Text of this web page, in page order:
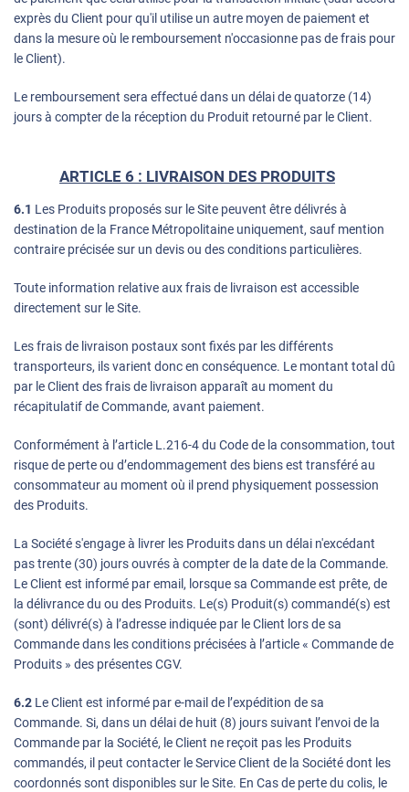
exprès du Client pour qu'il utilise un autre moyen de paiement et
dans la mesure où le remboursement n'occasionne pas de frais pour
le Client).
Le remboursement sera effectué dans un délai de quatorze (14)
jours à compter de la réception du Produit retourné par le Client.
ARTICLE 6 : LIVRAISON DES PRODUITS
6.1 Les Produits proposés sur le Site peuvent être délivrés à
destination de la France Métropolitaine uniquement, sauf mention
contraire précisée sur un devis ou des conditions particulières.
Toute information relative aux frais de livraison est accessible
directement sur le Site.
Les frais de livraison postaux sont fixés par les différents
transporteurs, ils varient donc en conséquence. Le montant total dû
par le Client des frais de livraison apparaît au moment du
récapitulatif de Commande, avant paiement.
Conformément à l’article L.216-4 du Code de la consommation, tout
risque de perte ou d’endommagement des biens est transféré au
consommateur au moment où il prend physiquement possession
des Produits.
La Société s'engage à livrer les Produits dans un délai n'excédant
pas trente (30) jours ouvrés à compter de la date de la Commande.
Le Client est informé par email, lorsque sa Commande est prête, de
la délivrance du ou des Produits. Le(s) Produit(s) commandé(s) est
(sont) délivré(s) à l’adresse indiquée par le Client lors de sa
Commande dans les conditions précisées à l’article « Commande de
Produits » des présentes CGV.
6.2 Le Client est informé par e-mail de l’expédition de sa
Commande. Si, dans un délai de huit (8) jours suivant l’envoi de la
Commande par la Société, le Client ne reçoit pas les Produits
commandés, il peut contacter le Service Client de la Société dont les
coordonnés sont disponibles sur le Site. En Cas de perte du colis, le